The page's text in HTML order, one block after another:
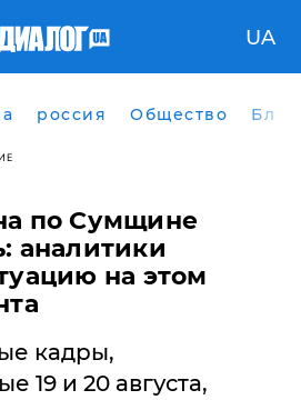
UA
россия Общество
по Сумщине
аналитики
на этом
кадры,
19 и 20 августа,